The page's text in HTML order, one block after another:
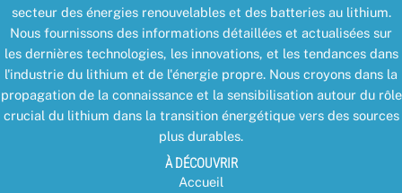
secteur des énergies renouvelables et des batteries au lithium.
Nous fournissons des informations détaillées et actualisées sur
les dernières technologies, les innovations, et les tendances dans
l'industrie du lithium et de l'énergie propre. Nous croyons dans la
propagation de la connaissance et la sensibilisation autour du rôle
crucial du lithium dans la transition énergétique vers des sources
plus durables.
À DÉCOUVRIR
Accueil